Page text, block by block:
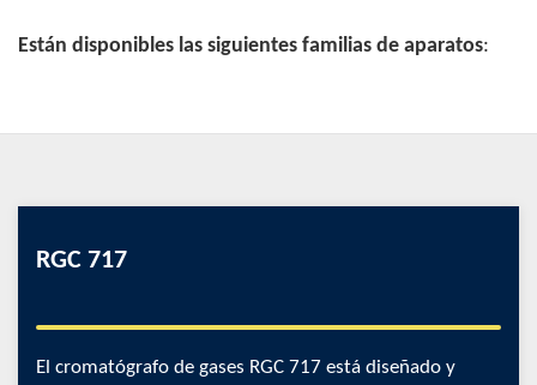
Están disponibles las siguientes familias de aparatos:
RGC 717
El cromatógrafo de gases RGC 717 está diseñado y